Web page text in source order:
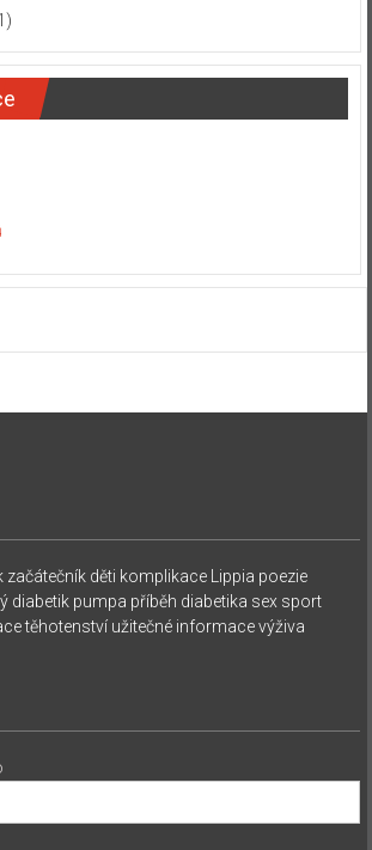
začátečník děti komplikace Lippia poezie
diabetik pumpa příběh diabetika sex sport
těhotenství užitečné informace výživa